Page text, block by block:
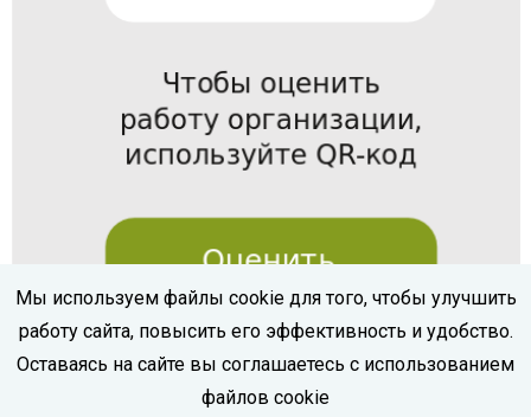
Мы используем файлы cookie для того, чтобы улучшить
работу сайта, повысить его эффективность и удобство.
Оставаясь на сайте вы соглашаетесь с использованием
файлов cookie